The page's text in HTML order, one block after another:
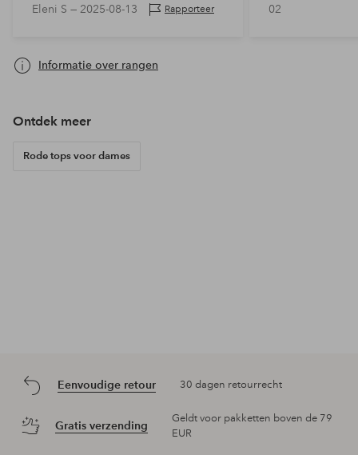
gedessineerde mouw. Ik zit tussen 2
Eleni S — 2025-08-13 Rapporteer
02
Informatie over rangen
Ontdek meer
Rode tops voor dames
Eenvoudige retour 30 dagen retourrecht
Gratis verzending
Geldt voor pakketten boven de 79
EUR